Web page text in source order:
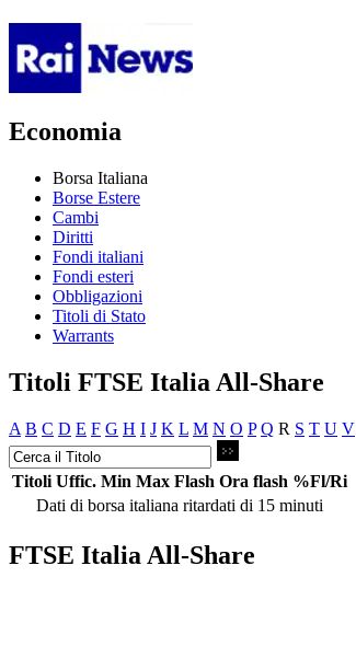
Economia
Borsa Italiana
Borse Estere
Cambi
Diritti
Fondi italiani
Fondi esteri
Obbligazioni
Titoli di Stato
Warrants
Titoli FTSE Italia All-Share
A B C D E F G H I J K L M N O P Q R S T U V
Titoli Uffic. Min Max Flash Ora flash %Fl/Ri
Dati di borsa italiana ritardati di 15 minuti
FTSE Italia All-Share